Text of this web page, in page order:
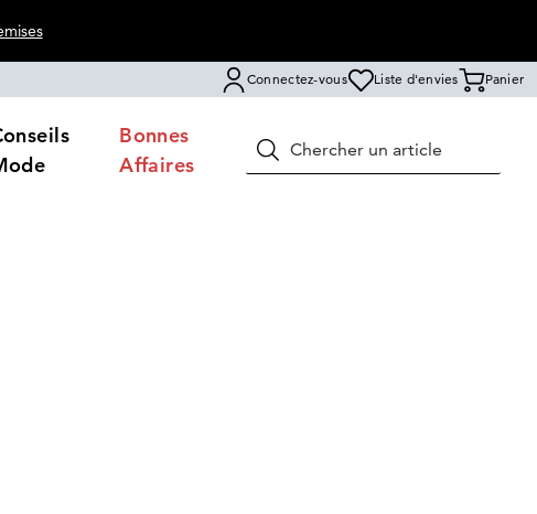
Connectez-vous Liste d'envies Panier
Bonnes
Affaires
Rechercher